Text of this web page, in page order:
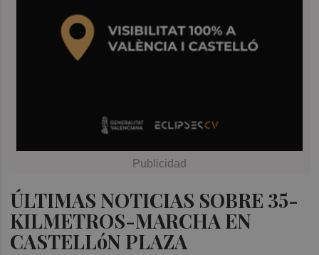
ÚLTIMAS NOTICIAS SOBRE 35-
KILMETROS-MARCHA EN
CASTELLóN PLAZA